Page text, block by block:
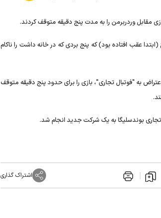
مقابل وردربرمن را به مدت پنج دقیقه متوقف کردند.
گلادباخ (ابتدا عقب افتاده بود) که پنج بردی که در خانه داشت را ناکام
میزبان در اعتراض به "فوتبال تجاری"، بازی را برای حدود پنج دقیقه متوقف
اشتراک گذاری